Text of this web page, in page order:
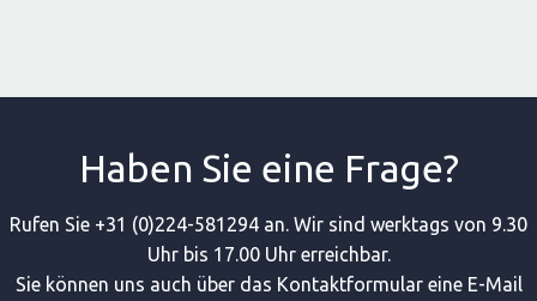
Haben Sie eine Frage?
Rufen Sie +31 (0)224-581294 an. Wir sind werktags von 9.30
Uhr bis 17.00 Uhr erreichbar.
Sie können uns auch über das Kontaktformular eine E-Mail